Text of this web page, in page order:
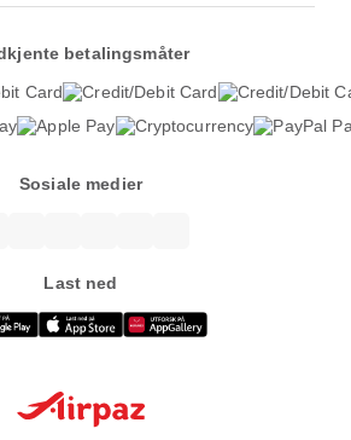
betalingsmåter
Sosiale medier
Last ned